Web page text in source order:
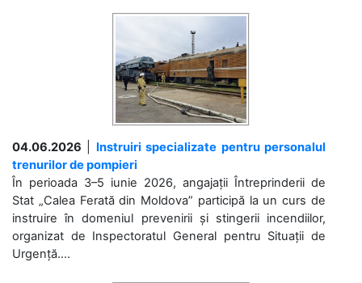
04.06.2026
Instruiri specializate pentru personalul
trenurilor de pompieri
În perioada 3–5 iunie 2026, angajații Întreprinderii de
Stat „Calea Ferată din Moldova” participă la un curs de
instruire în domeniul prevenirii și stingerii incendiilor,
organizat de Inspectoratul General pentru Situații de
Urgență....